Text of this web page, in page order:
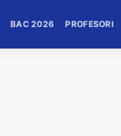
BAC 2026 PROFESORI